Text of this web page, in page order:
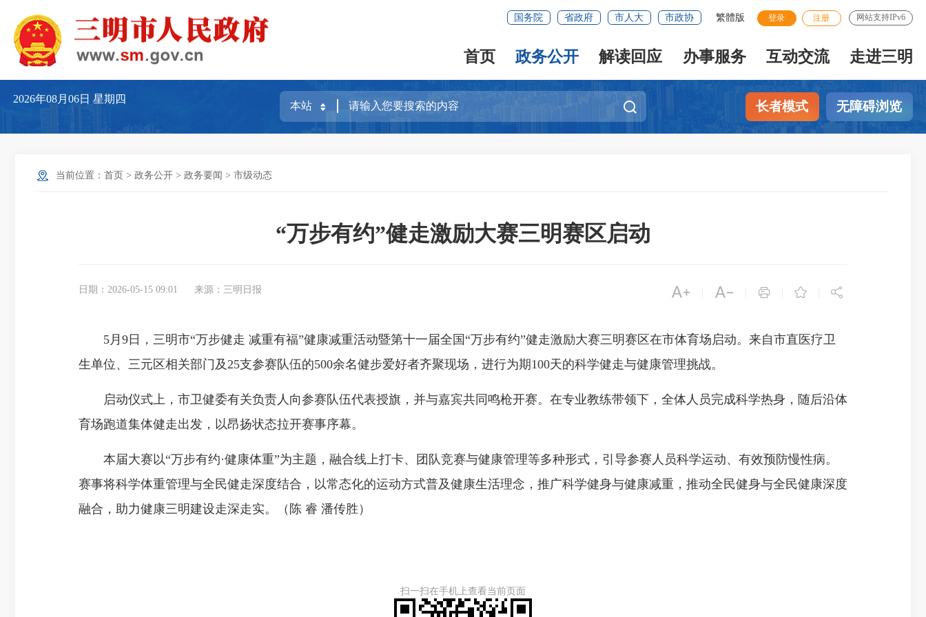
国务院 省政府 市人大 市政协 繁體版 登录 注册 网站支持IPv6
首页 政务公开 解读回应 办事服务 互动交流 走进三明
2026年08月06日星期四
长者模式 无障碍浏览
当前位置： 首页 > 政务公开 > 政务要闻 > 市级动态
“万步有约”健走激励大赛三明赛区启动
日期：2026-05-15 09:01 来源：三明日报     
5月9日，三明市“万步健走 减重有福”健康减重活动暨第十一届全国“万步有约”健走激励大赛三明赛区在市体育场启动。来自市直医疗卫
生单位、三元区相关部门及25支参赛队伍的500余名健步爱好者齐聚现场，进行为期100天的科学健走与健康管理挑战。
启动仪式上，市卫健委有关负责人向参赛队伍代表授旗，并与嘉宾共同鸣枪开赛。在专业教练带领下，全体人员完成科学热身，随后沿体
育场跑道集体健走出发，以昂扬状态拉开赛事序幕。
本届大赛以“万步有约·健康体重”为主题，融合线上打卡、团队竞赛与健康管理等多种形式，引导参赛人员科学运动、有效预防慢性病。
赛事将科学体重管理与全民健走深度结合，以常态化的运动方式普及健康生活理念，推广科学健身与健康减重，推动全民健身与全民健康深度
融合，助力健康三明建设走深走实。（陈 睿 潘传胜）
扫一扫在手机上查看当前页面